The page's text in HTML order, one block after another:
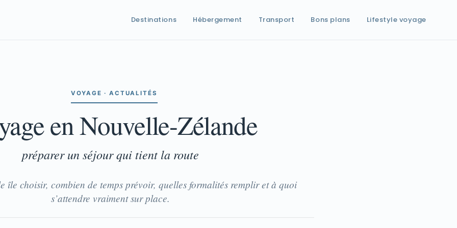
Destinations Hébergement Transport Bons plans Lifestyle voyage
VOYAGE · ACTUALITÉS
en Nouvelle-Zélande
préparer un séjour qui tient la route
île choisir, combien de temps prévoir, quelles formalités remplir et à quoi
s’attendre vraiment sur place.